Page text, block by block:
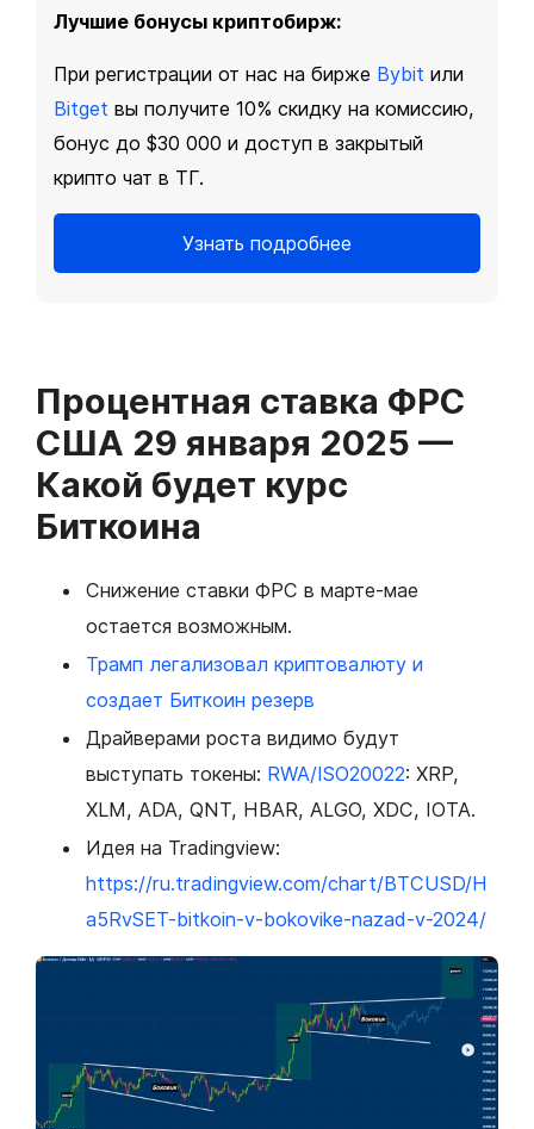
Лучшие бонусы криптобирж:
При регистрации от нас на бирже Bybit или
Bitget вы получите 10% скидку на комиссию,
бонус до $30 000 и доступ в закрытый
крипто чат в ТГ.
Узнать подробнее
Процентная ставка ФРС
США 29 января 2025 —
Какой будет курс
Биткоина
Снижение ставки ФРС в марте-мае
остается возможным.
Трамп легализовал криптовалюту и
создает Биткоин резерв
Драйверами роста видимо будут
выступать токены: RWA/ISO20022: XRP,
XLM, ADA, QNT, HBAR, ALGO, XDC, IOTA.
Идея на Tradingview:
https://ru.tradingview.com/chart/BTCUSD/H
a5RvSET-bitkoin-v-bokovike-nazad-v-2024/